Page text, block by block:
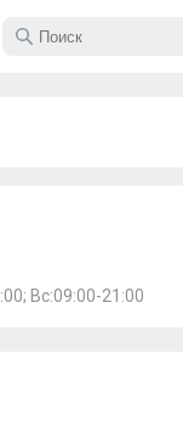
Вс:09:00-21:00